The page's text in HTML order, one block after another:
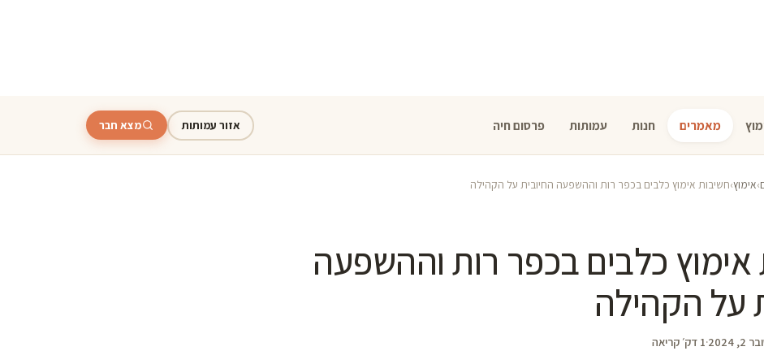
מאמרים חנות עמותות פרסום חיה אזור עמותות מצא חבר
›אימוץ›חשיבות אימוץ כלבים בכפר רות וההשפעה החיובית על הקהילה
אימוץ כלבים בכפר רות וההשפעה
על הקהילה
2024
·1 דק׳ קריאה